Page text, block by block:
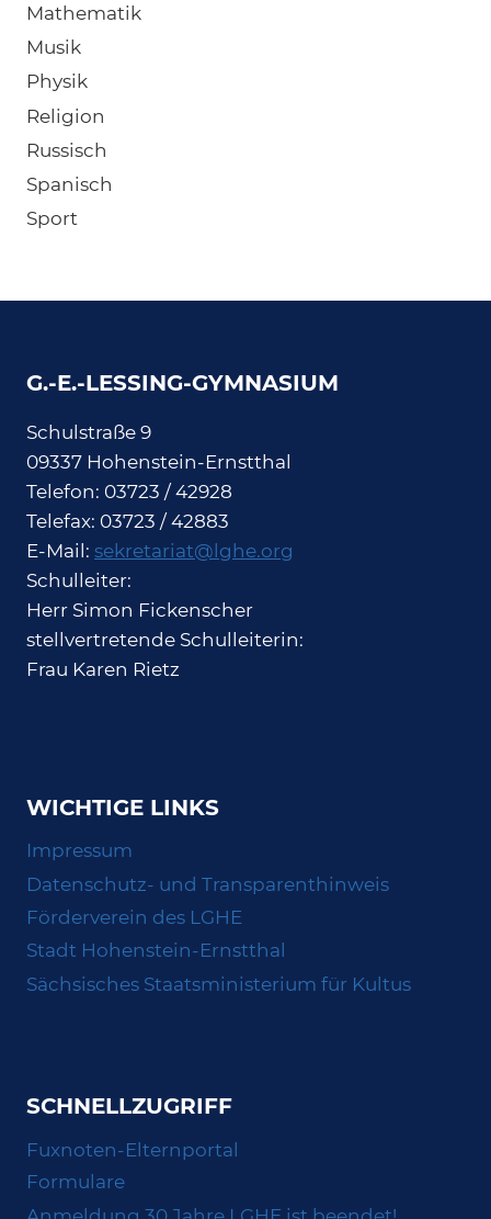
Mathematik
Musik
Physik
Religion
Russisch
Spanisch
Sport
G.-E.-LESSING-GYMNASIUM
Schulstraße 9
09337 Hohenstein-Ernstthal
Telefon: 03723 / 42928
Telefax: 03723 / 42883
E-Mail: sekretariat@lghe.org
Schulleiter:
Herr Simon Fickenscher
stellvertretende Schulleiterin:
Frau Karen Rietz
WICHTIGE LINKS
Impressum
Datenschutz- und Transparenthinweis
Förderverein des LGHE
Stadt Hohenstein-Ernstthal
Sächsisches Staatsministerium für Kultus
SCHNELLZUGRIFF
Fuxnoten-Elternportal
Formulare